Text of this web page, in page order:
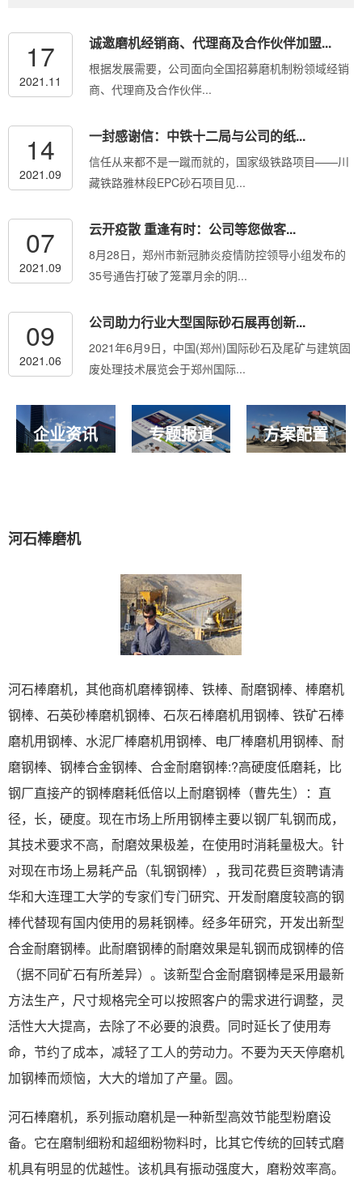
17
2021.11
诚邀磨机经销商、代理商及合作伙伴加盟...
根据发展需要，公司面向全国招募磨机制粉领域经销
商、代理商及合作伙伴...
14
2021.09
一封感谢信：中铁十二局与公司的纸...
信任从来都不是一蹴而就的，国家级铁路项目——川
藏铁路雅林段EPC砂石项目见...
07
2021.09
云开疫散 重逢有时：公司等您做客...
8月28日，郑州市新冠肺炎疫情防控领导小组发布的
35号通告打破了笼罩月余的阴...
09
2021.06
公司助力行业大型国际砂石展再创新...
2021年6月9日，中国(郑州)国际砂石及尾矿与建筑固
废处理技术展览会于郑州国际...
企业资讯 专题报道 方案配置
河石棒磨机
河石棒磨机，其他商机磨棒钢棒、铁棒、耐磨钢棒、棒磨机
钢棒、石英砂棒磨机钢棒、石灰石棒磨机用钢棒、铁矿石棒
磨机用钢棒、水泥厂棒磨机用钢棒、电厂棒磨机用钢棒、耐
磨钢棒、钢棒合金钢棒、合金耐磨钢棒:?高硬度低磨耗，比
钢厂直接产的钢棒磨耗低倍以上耐磨钢棒（曹先生）：直
径，长，硬度。现在市场上所用钢棒主要以钢厂轧钢而成，
其技术要求不高，耐磨效果极差，在使用时消耗量极大。针
对现在市场上易耗产品（轧钢钢棒），我司花费巨资聘请清
华和大连理工大学的专家们专门研究、开发耐磨度较高的钢
棒代替现有国内使用的易耗钢棒。经多年研究，开发出新型
合金耐磨钢棒。此耐磨钢棒的耐磨效果是轧钢而成钢棒的倍
（据不同矿石有所差异）。该新型合金耐磨钢棒是采用最新
方法生产，尺寸规格完全可以按照客户的需求进行调整，灵
活性大大提高，去除了不必要的浪费。同时延长了使用寿
命，节约了成本，减轻了工人的劳动力。不要为天天停磨机
加钢棒而烦恼，大大的增加了产量。圆。
河石棒磨机，系列振动磨机是一种新型高效节能型粉磨设
备。它在磨制细粉和超细粉物料时，比其它传统的回转式磨
机具有明显的优越性。该机具有振动强度大，磨粉效率高。